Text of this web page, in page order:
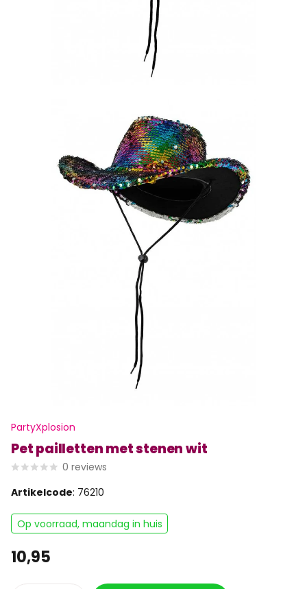
PartyXplosion
Pet pailletten met stenen wit
0 reviews
Artikelcode: 76210
Op voorraad, maandag in huis
10,95